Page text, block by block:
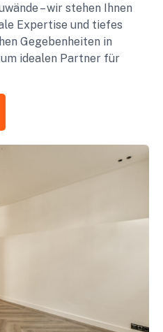
– wir stehen Ihnen
Expertise und tiefes
Gegebenheiten in
idealen Partner für